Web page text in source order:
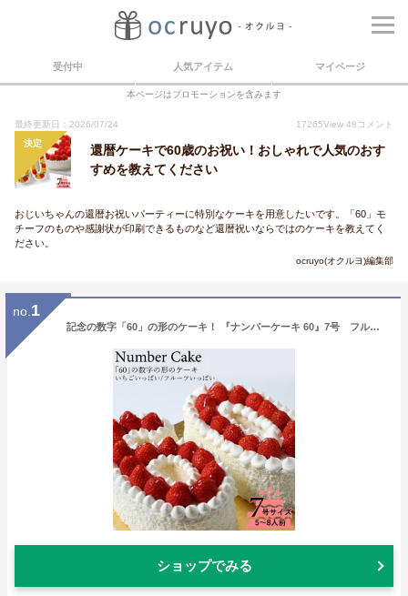
受付中 人気アイテム マイページ
本ページはプロモーションを含みます
最終更新日：2026/07/24 17265View 48 コメント
決定
還暦ケーキで60歳のお祝い！おしゃれで人気のおす
すめを教えてください
おじいちゃんの還暦お祝いパーティーに特別なケーキを用意したいです。「60」モ
チーフのものや感謝状が印刷できるものなど還暦祝いならではのケーキを教えてく
ださい。
ocruyo(オクルヨ)編集部
no. 1
記念の数字「60」の形のケーキ！ 『ナンバーケーキ 60』7号 フルーツいっぱいといちごいっぱいの2タイプ☆還暦のお祝い はもちろん、お誕生日 記念日 メモリアルなどに大人気☆数字 の形の ケーキ でお祝いしよう！
ショップでみる